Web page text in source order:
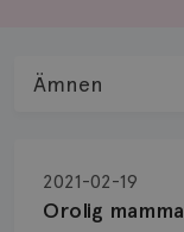
Orolig mamma
2021-02-19
Ämnen
Biopsi